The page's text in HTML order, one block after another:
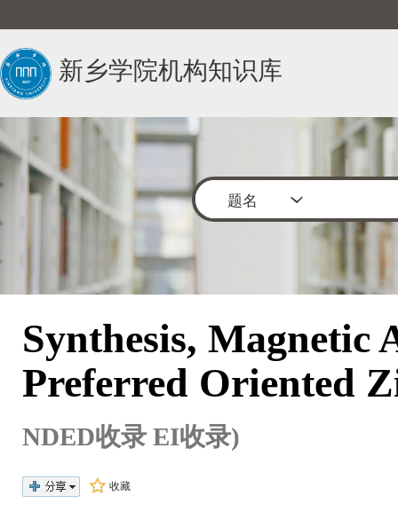
新乡学院机构知识库
题名
Synthesis, Magnetic
Preferred Oriented
NDED收录 EI收录)
收藏